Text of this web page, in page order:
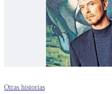
Otras historias